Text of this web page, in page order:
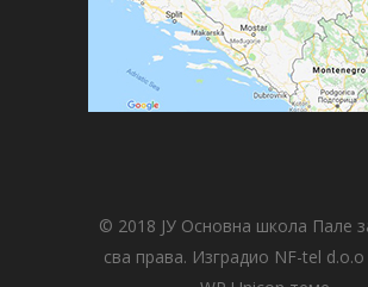
© 2018 ЈУ Основна школа Пале
сва права. Изградио NF-tel